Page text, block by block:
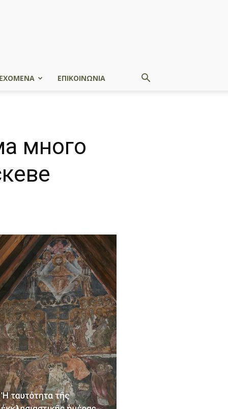
ΕΠΙΚΟΙΝΩΝΙΑ
много